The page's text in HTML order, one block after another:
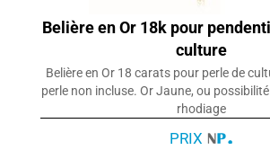
Belière en Or 18k pour
culture
Belière en Or 18 carats pour perle de
perle non incluse. Or Jaune, ou
rhodiage
PRIX